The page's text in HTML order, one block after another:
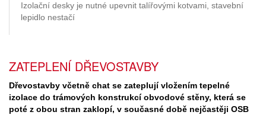
Izolační desky je nutné upevnit talířovými kotvami, stavební
lepidlo nestačí
ZATEPLENÍ DŘEVOSTAVBY
Dřevostavby včetně chat se zateplují vložením tepelné
izolace do trámových konstrukcí obvodové stěny, která se
poté z obou stran zaklopí, v současné době nejčastěji OSB